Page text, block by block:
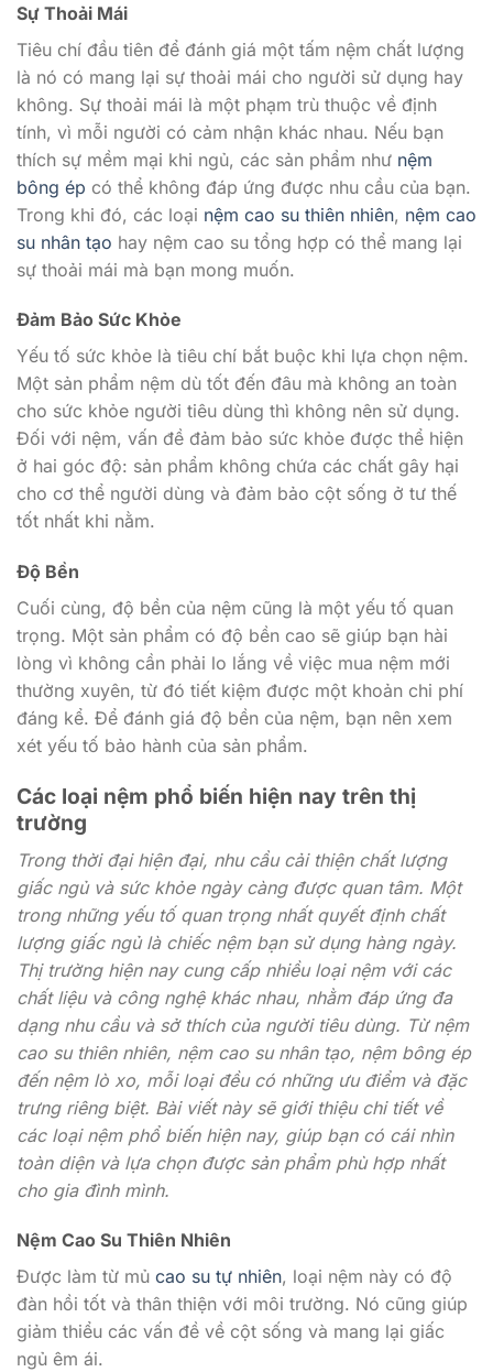
Sự Thoải Mái
Tiêu chí đầu tiên để đánh giá một tấm nệm chất lượng
là nó có mang lại sự thoải mái cho người sử dụng hay
không. Sự thoải mái là một phạm trù thuộc về định
tính, vì mỗi người có cảm nhận khác nhau. Nếu bạn
thích sự mềm mại khi ngủ, các sản phẩm như nệm
bông ép có thể không đáp ứng được nhu cầu của bạn.
Trong khi đó, các loại nệm cao su thiên nhiên, nệm cao
su nhân tạo hay nệm cao su tổng hợp có thể mang lại
sự thoải mái mà bạn mong muốn.
Đảm Bảo Sức Khỏe
Yếu tố sức khỏe là tiêu chí bắt buộc khi lựa chọn nệm.
Một sản phẩm nệm dù tốt đến đâu mà không an toàn
cho sức khỏe người tiêu dùng thì không nên sử dụng.
Đối với nệm, vấn đề đảm bảo sức khỏe được thể hiện
ở hai góc độ: sản phẩm không chứa các chất gây hại
cho cơ thể người dùng và đảm bảo cột sống ở tư thế
tốt nhất khi nằm.
Độ Bền
Cuối cùng, độ bền của nệm cũng là một yếu tố quan
trọng. Một sản phẩm có độ bền cao sẽ giúp bạn hài
lòng vì không cần phải lo lắng về việc mua nệm mới
thường xuyên, từ đó tiết kiệm được một khoản chi phí
đáng kể. Để đánh giá độ bền của nệm, bạn nên xem
xét yếu tố bảo hành của sản phẩm.
Các loại nệm phổ biến hiện nay trên thị
trường
Trong thời đại hiện đại, nhu cầu cải thiện chất lượng
giấc ngủ và sức khỏe ngày càng được quan tâm. Một
trong những yếu tố quan trọng nhất quyết định chất
lượng giấc ngủ là chiếc nệm bạn sử dụng hàng ngày.
Thị trường hiện nay cung cấp nhiều loại nệm với các
chất liệu và công nghệ khác nhau, nhằm đáp ứng đa
dạng nhu cầu và sở thích của người tiêu dùng. Từ nệm
cao su thiên nhiên, nệm cao su nhân tạo, nệm bông ép
đến nệm lò xo, mỗi loại đều có những ưu điểm và đặc
trưng riêng biệt. Bài viết này sẽ giới thiệu chi tiết về
các loại nệm phổ biến hiện nay, giúp bạn có cái nhìn
toàn diện và lựa chọn được sản phẩm phù hợp nhất
cho gia đình mình.
Nệm Cao Su Thiên Nhiên
Được làm từ mủ cao su tự nhiên, loại nệm này có độ
đàn hồi tốt và thân thiện với môi trường. Nó cũng giúp
giảm thiểu các vấn đề về cột sống và mang lại giấc
ngủ êm ái.